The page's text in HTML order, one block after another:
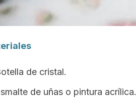
de cristal.
de uñas o pintura acrílica.